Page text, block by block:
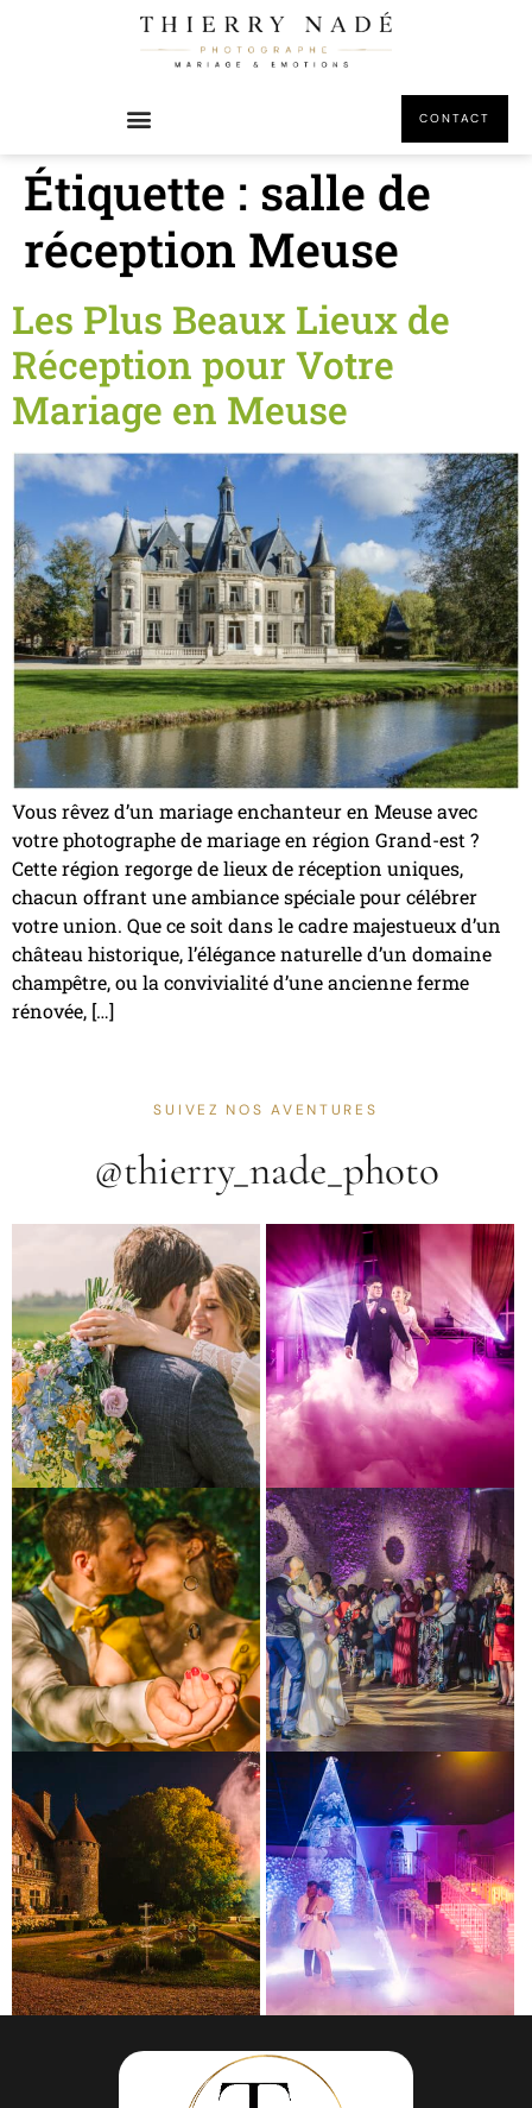
CONTACT
Étiquette : salle de
réception Meuse
Les Plus Beaux Lieux de
Réception pour Votre
Mariage en Meuse
Vous rêvez d’un mariage enchanteur en Meuse avec
votre photographe de mariage en région Grand-est ?
Cette région regorge de lieux de réception uniques,
chacun offrant une ambiance spéciale pour célébrer
votre union. Que ce soit dans le cadre majestueux d’un
château historique, l’élégance naturelle d’un domaine
champêtre, ou la convivialité d’une ancienne ferme
rénovée, […]
SUIVEZ NOS AVENTURES
@thierry_nade_photo